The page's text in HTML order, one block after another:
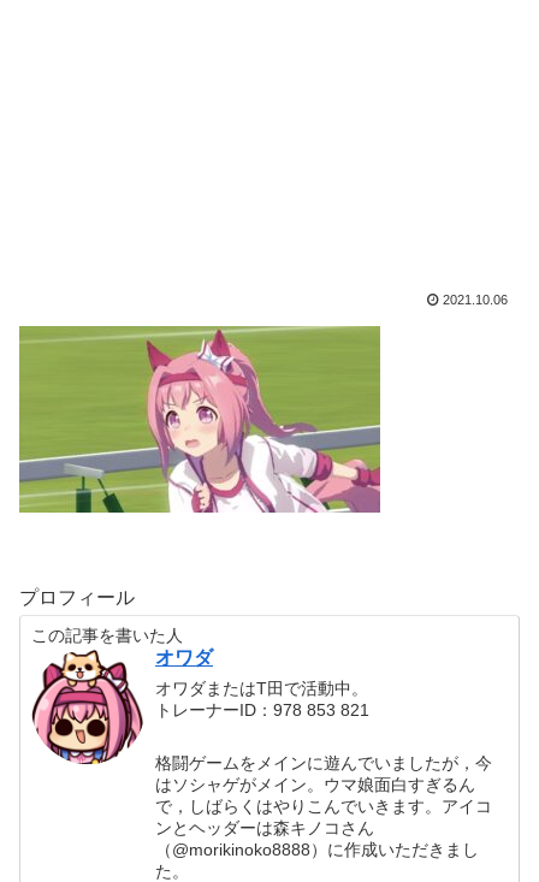
2021.10.06
プロフィール
この記事を書いた人
オワダ
オワダまたはT田で活動中。
トレーナーID：978 853 821
格闘ゲームをメインに遊んでいましたが，今
はソシャゲがメイン。ウマ娘面白すぎるん
で，しばらくはやりこんでいきます。アイコ
ンとヘッダーは森キノコさん
（@morikinoko8888）に作成いただきまし
た。